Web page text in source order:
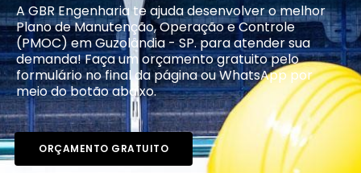
A GBR Engenharia te ajuda desenvolver o melhor
Plano de Manutenção, Operação e Controle
(PMOC) em Guzolândia - SP. para atender sua
demanda! Faça um orçamento gratuito pelo
formulário no final da página ou WhatsApp por
meio do botão abaixo.
ORÇAMENTO GRATUITO